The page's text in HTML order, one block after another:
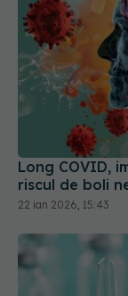
Long COVID,
riscul de boli
22 ian 2026, 15:43